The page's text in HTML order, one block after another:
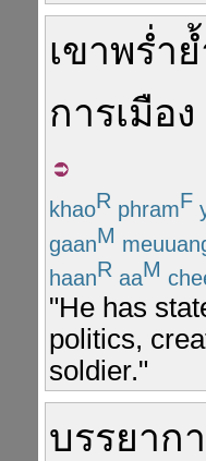
เขาพร่ำ
การเมือง
khaoR phramF
gaanM
haanR aaM
"He has
politics,
soldier."
บรรยาก